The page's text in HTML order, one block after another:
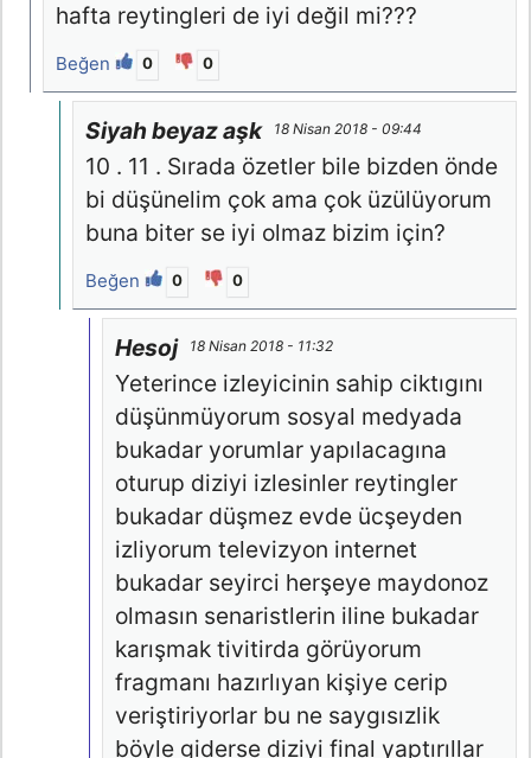
hafta reytingleri de iyi değil mi???
Beğen 0 0
Siyah beyaz aşk 18 Nisan 2018 - 09:44
10 . 11 . Sırada özetler bile bizden önde
bi düşünelim çok ama çok üzülüyorum
buna biter se iyi olmaz bizim için?
Beğen 0 0
Hesoj 18 Nisan 2018 - 11:32
Yeterince izleyicinin sahip ciktıgını
düşünmüyorum sosyal medyada
bukadar yorumlar yapılacagına
oturup diziyi izlesinler reytingler
bukadar düşmez evde ücşeyden
izliyorum televizyon internet
bukadar seyirci herşeye maydonoz
olmasın senaristlerin iline bukadar
karışmak tivitirda görüyorum
fragmanı hazırlıyan kişiye cerip
veriştiriyorlar bu ne saygısızlik
böyle giderse diziyi final yaptırıllar